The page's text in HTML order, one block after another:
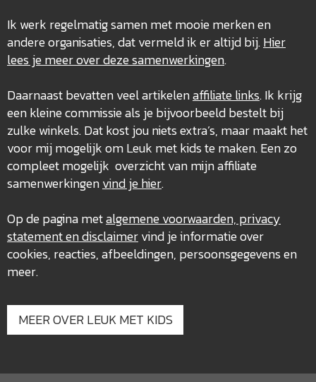
Ik werk regelmatig samen met mooie merken en
andere organisaties, dat vermeld ik er altijd bij.Hier
lees je meer over dezesamenwerkingen.
Daarnaast bevatten veel artikelenaffiliate links. Ik krijg
een kleine commissie als je bijvoorbeeld bestelt bij
zulke winkels. Dat kost jou niets extra’s, maar maakt het
voor mij mogelijk om Leuk met kids te maken. Een zo
compleet mogelijk overzicht van mijn affiliate
samenwerkingenvind je hier.
Op de pagina metalgemene voorwaarden, privacy
statement en disclaimervind je informatie over
cookies, reacties, afbeeldingen, persoonsgegevens en
meer.
MEER OVER LEUK MET KIDS